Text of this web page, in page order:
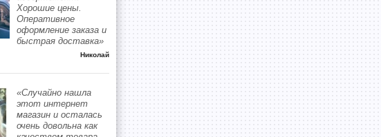
Хорошие цены.
Оперативное
оформление заказа и
быстрая доставка»
Николай
«Случайно нашла
этот интернет
магазин и осталась
очень довольна как